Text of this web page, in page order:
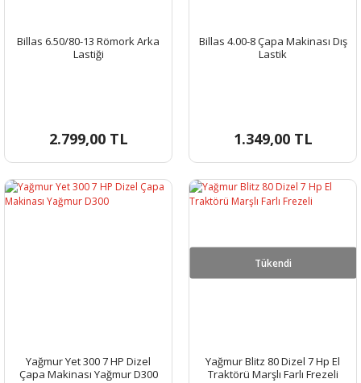
Billas 6.50/80-13 Römork Arka
Lastiği
2.799,00 TL
Billas 4.00-8 Çapa Makinası Dış
Lastik
1.349,00 TL
Yağmur Yet 300 7 HP Dizel
Çapa Makinası Yağmur D300
Tükendi
Yağmur Blitz 80 Dizel 7 Hp El
Traktörü Marşlı Farlı Frezeli